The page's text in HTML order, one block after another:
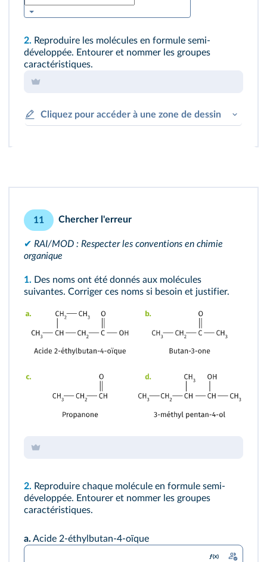
2. Reproduire les molécules en formule semi-
développée. Entourer et nommer les groupes
caractéristiques.
Cliquez pour accéder à une zone de dessin
11 Chercher l'erreur
✔ RAI/MOD : Respecter les conventions en chimie
organique
1. Des noms ont été donnés aux molécules
suivantes. Corriger ces noms si besoin et justifier.
2. Reproduire chaque molécule en formule semi-
développée. Entourer et nommer les groupes
caractéristiques.
a. Acide 2-éthylbutan-4-oïque